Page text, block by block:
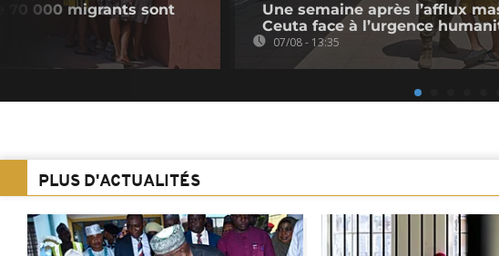
70 000 migrants sont
Une semaine après l’afflux
Ceuta face à l’urgence
07/08 - 13:35
PLUS D'ACTUALITÉS